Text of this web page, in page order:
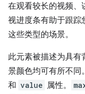
在观看较长的视频、
视进度条有助于跟踪
这些类型的场景。
此元素被描述为具有
景颜色均可有所不同
和 value 属性。